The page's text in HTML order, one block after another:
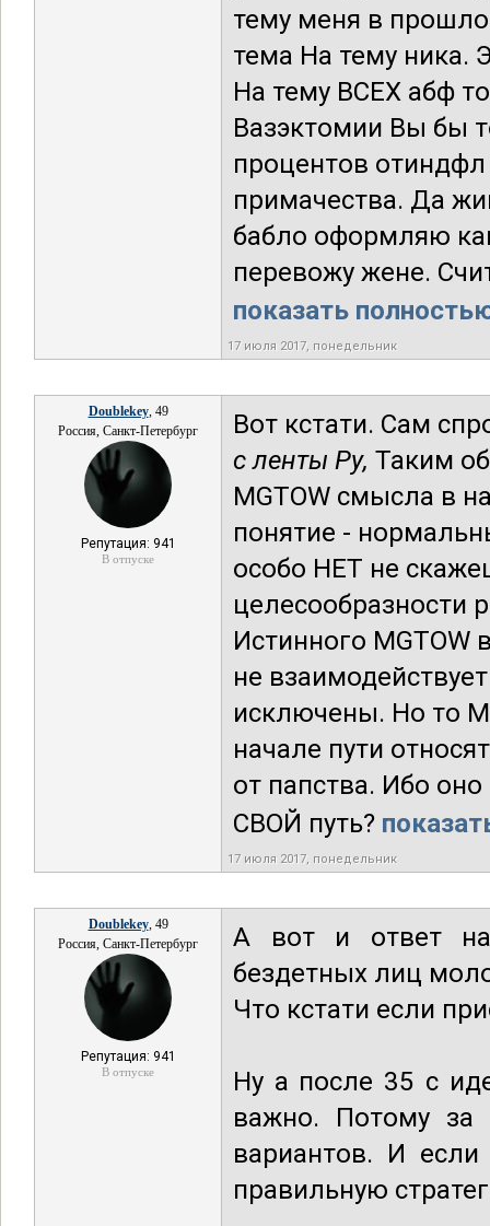
тему меня в
тема На тему ника.
На тему ВСЕХ абф
Вазэктомии Вы бы
процентов
примачества. Да
бабло оформляю
перевожу жене.
показать
17 июля 2017, понедельник
Doublekey, 49
Россия, Санкт-Петербург
Репутация: 941
В отпуске
Вот кстати. Сам
с ленты Ру, Таким
MGTOW смысла в
понятие -
особо НЕТ не
Истинного MGTOW
не
исключены. Но то
начале пути
от папства. Ибо
СВОЙ путь?
17 июля 2017, понедельник
Doublekey, 49
Россия, Санкт-Петербург
Репутация: 941
В отпуске
А вот и ответ
бездетных лиц
Что кстати если
Ну а после 35 с
важно. Потому за
вариантов. И
правильную